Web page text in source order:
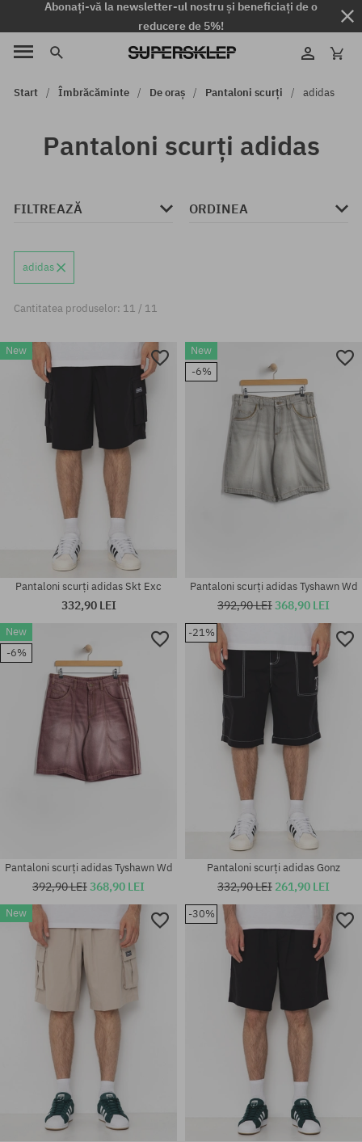
Abonați-vă la newsletter-ul nostru și beneficiați de o
reducere de 5%!
Start Îmbrăcăminte De oraș Pantaloni scurți adidas
Pantaloni scurți adidas
FILTREAZĂ ORDINEA
adidas
Cantitatea produselor: 11 / 11
New
Mărimi existente:
Pantaloni scurți adidas Skt Exc
332,90 LEI
New
-6%
Mărimi existente:
Pantaloni scurți adidas Tyshawn Wd
392,90 LEI368,90 LEI
New
-6%
Pantaloni scurți adidas Tyshawn Wd
392,90 LEI368,90 LEI
-21%
Pantaloni scurți adidas Gonz
332,90 LEI 261,90 LEI
New -30%